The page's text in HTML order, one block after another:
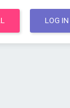
LOG IN